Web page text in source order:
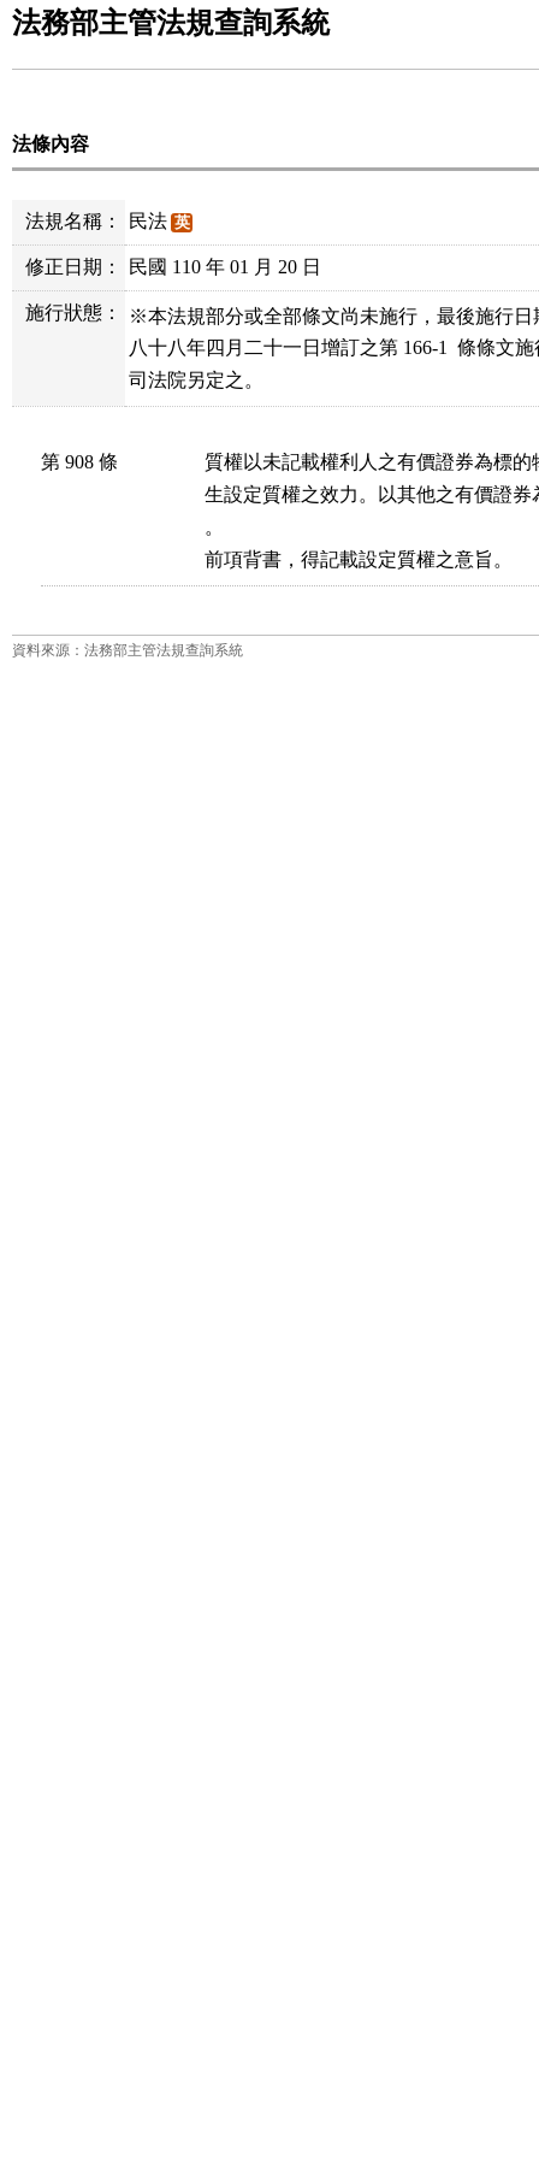
法務部主管法規查詢系統
法條內容
法規名稱： 民法 英
修正日期： 民國 110 年 01 月 20 日
施行狀態：
※本法規部分或全部條文尚未施行，最後施行日
八十八年四月二十一日增訂之第 166-1  條條文
司法院另定之。
第 908 條
質權以未記載權利人之有價證券為標
生設定質權之效力。以其他之有價證
。
前項背書，得記載設定質權之意旨。
資料來源：法務部主管法規查詢系統